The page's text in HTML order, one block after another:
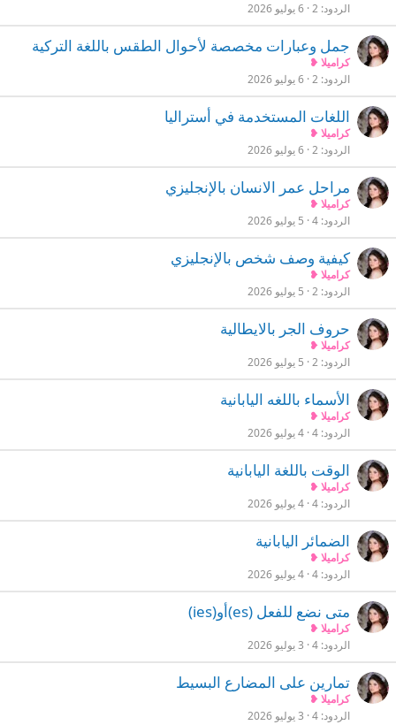
الردود 2 6 يوليو 2026
جمل وعبارات مخصصة لأحوال الطقس باللغة التركية
كراميلا ❥
الردود 2 6 يوليو 2026
اللغات المستخدمة في أستراليا
كراميلا ❥
الردود 2 6 يوليو 2026
مراحل عمر الانسان بالإنجليزي
كراميلا ❥
الردود 4 5 يوليو 2026
كيفية وصف شخص بالإنجليزي
كراميلا ❥
الردود 2 5 يوليو 2026
حروف الجر بالايطالية
كراميلا ❥
الردود 2 5 يوليو 2026
الأسماء باللغه اليابانية
كراميلا ❥
الردود 4 4 يوليو 2026
الوقت باللغة اليابانية
كراميلا ❥
الردود 4 4 يوليو 2026
الضمائر اليابانية
كراميلا ❥
الردود 4 4 يوليو 2026
متى نضع للفعل (es)أو(ies)
كراميلا ❥
الردود 4 3 يوليو 2026
تمارين على المضارع البسيط
كراميلا ❥
الردود 4 3 يوليو 2026